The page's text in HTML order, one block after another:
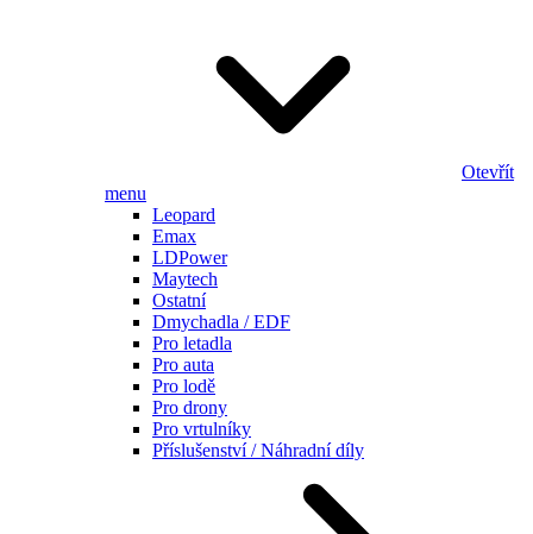
Otevřít
menu
Leopard
Emax
LDPower
Maytech
Ostatní
Dmychadla / EDF
Pro letadla
Pro auta
Pro lodě
Pro drony
Pro vrtulníky
Příslušenství / Náhradní díly